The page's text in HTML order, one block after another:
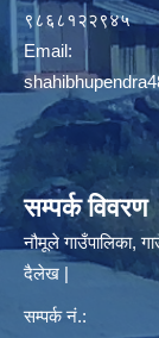
९८६८१२२९४५
Email:
सम्पर्क विवरण
नौमूले गाउँपालिका,
दैलेख |
सम्पर्क नं.: